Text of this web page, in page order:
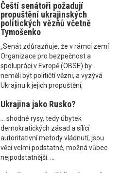
Čeští senátoři požadují
propuštění ukrajinských
politických vězňů včetně
Tymošenko
„Senát zdůrazňuje, že v rámci zemí
Organizace pro bezpečnost a
spolupráci v Evropě (OBSE) by
neměli být političtí vězni, a vyzývá
Ukrajinu k jejich propuštění,
Ukrajina jako Rusko?
... shodné rysy, tedy úbytek
demokratických zásad a sílící
autoritativní metody vládnutí, jsou
věci velmi podstatné, možná vůbec
nejpodstatnější. ...